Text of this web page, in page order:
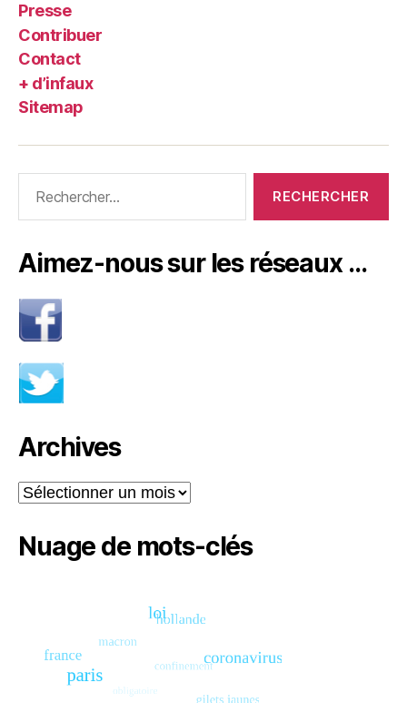
Presse
Contribuer
Contact
+ d’infaux
Sitemap
Aimez-nous sur les réseaux …
Archives
Archives
Nuage de mots-clés